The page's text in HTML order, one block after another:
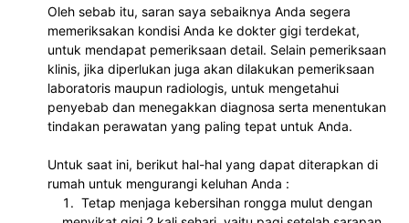
Oleh sebab itu, saran saya sebaiknya Anda segera
memeriksakan kondisi Anda ke dokter gigi terdekat,
untuk mendapat pemeriksaan detail. Selain pemeriksaan
klinis, jika diperlukan juga akan dilakukan pemeriksaan
laboratoris maupun radiologis, untuk mengetahui
penyebab dan menegakkan diagnosa serta menentukan
tindakan perawatan yang paling tepat untuk Anda.
Untuk saat ini, berikut hal-hal yang dapat diterapkan di
rumah untuk mengurangi keluhan Anda :
Tetap menjaga kebersihan rongga mulut dengan